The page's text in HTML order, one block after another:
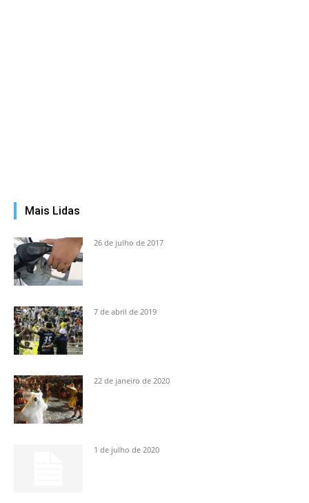
Mais Lidas
26 de julho de 2017
7 de abril de 2019
22 de janeiro de 2020
1 de julho de 2020